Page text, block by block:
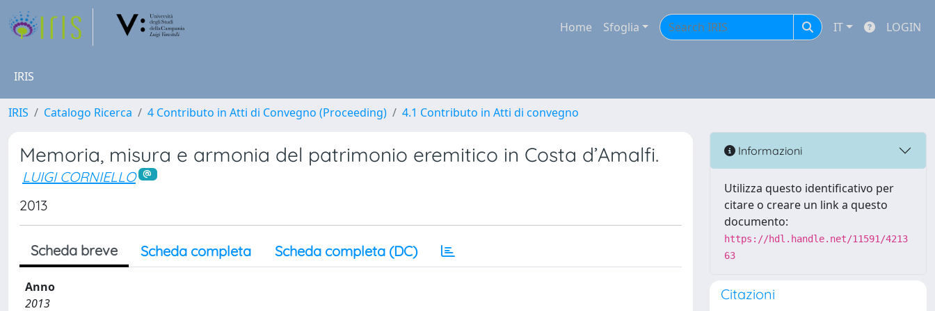
Home Sfoglia IT LOGIN
IRIS
IRIS Catalogo Ricerca 4 Contributo in Atti di Convegno (Proceeding) 4.1 Contributo in Atti di convegno
Memoria, misura e armonia del patrimonio eremitico in Costa d’Amalfi.
LUIGI CORNIELLO
2013
Scheda breve Scheda completa Scheda completa (DC)
Anno
2013
Informazioni
Utilizza questo identificativo per
citare o creare un link a questo
documento:
https://hdl.handle.net/11591/4213
63
Citazioni